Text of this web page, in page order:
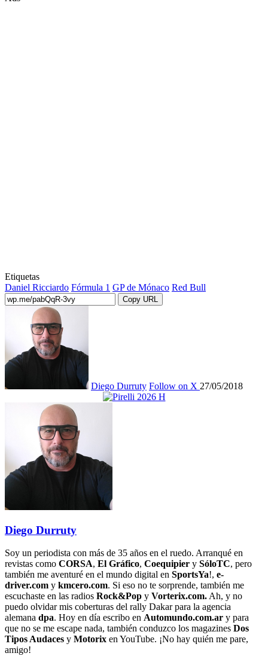
Etiquetas
Daniel Ricciardo Fórmula 1 GP de Mónaco Red Bull
Copy URL
Diego Durruty Follow on X 27/05/2018
Diego Durruty
Soy un periodista con más de 35 años en el ruedo. Arranqué en
revistas como CORSA, El Gráfico, Coequipier y SóloTC, pero
también me aventuré en el mundo digital en SportsYa!, e-
driver.com y kmcero.com. Si eso no te sorprende, también me
escuchaste en las radios Rock&Pop y Vorterix.com. Ah, y no
puedo olvidar mis coberturas del rally Dakar para la agencia
alemana dpa. Hoy en día escribo en Automundo.com.ar y para
que no se me escape nada, también conduzco los magazines Dos
Tipos Audaces y Motorix en YouTube. ¡No hay quién me pare,
amigo!